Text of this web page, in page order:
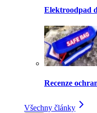
Elektroodpad
Recenze
Všechny články